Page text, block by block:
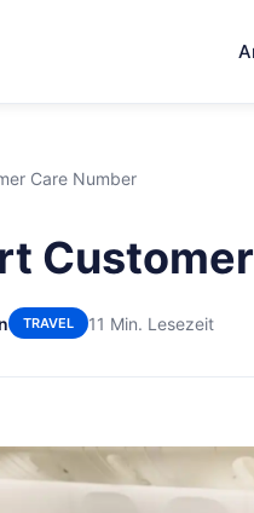
Care Number
TRAVEL 11 Min. Lesezeit